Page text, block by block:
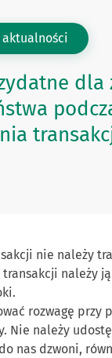
dla
nie należy
transakcji należy
rozwagę przy
Nie należy
nas dzwoni,